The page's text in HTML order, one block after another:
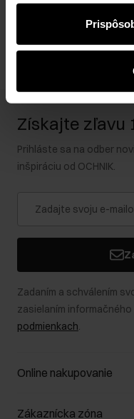
informácie
získali alebo ktoré ste
Získajte zľavu
Prihláste sa na odber
inšpiráciu od OCHNIK.
Zadaním a schválením
zasielaním
podmienkach.
Online nakupovanie
Spravovať súbory cookie
Zákaznícka zóna